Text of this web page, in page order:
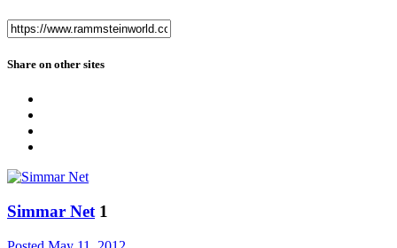
Share on other sites
Simmar Net 1